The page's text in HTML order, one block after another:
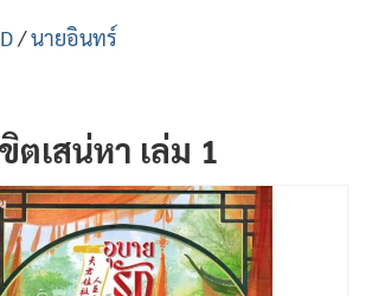
/นายอินทร์
ตเสน่หา เล่ม 1